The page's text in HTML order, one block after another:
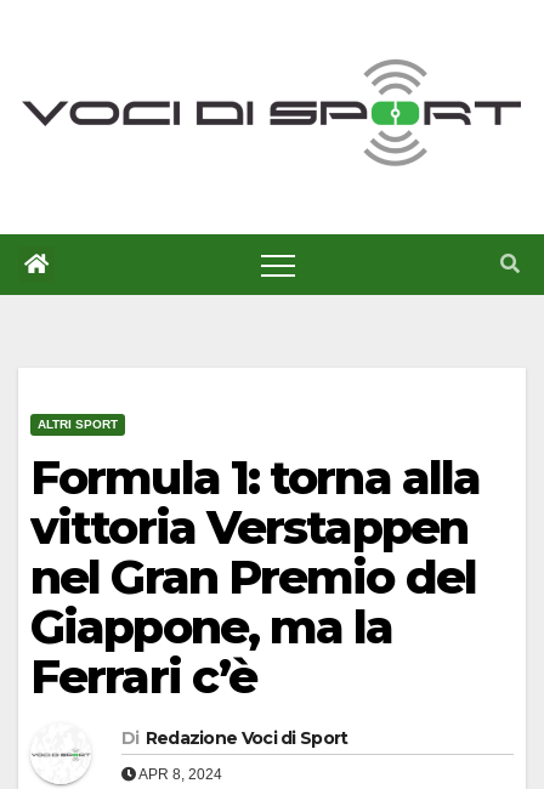
ALTRI SPORT
Formula 1: torna alla
vittoria Verstappen
nel Gran Premio del
Giappone, ma la
Ferrari c’è
Di Redazione Voci di Sport
APR 8, 2024